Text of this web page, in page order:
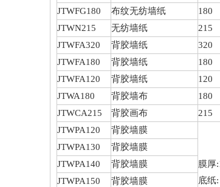
JTWFG180
布纹无纺墙纸 180
JTWN215
无纺墙纸 215
JTWFA320
背胶墙纸 320
JTWFA180
背胶墙纸 180
JTWFA120
背胶墙纸 120
JTWA180
背胶墙布 180
JTWCA215
背胶画布 215
JTWPA120
背胶墙膜
膜厚
底纸
JTWPA130
背胶墙膜
JTWPA140
背胶墙膜
JTWPA150
背胶墙膜